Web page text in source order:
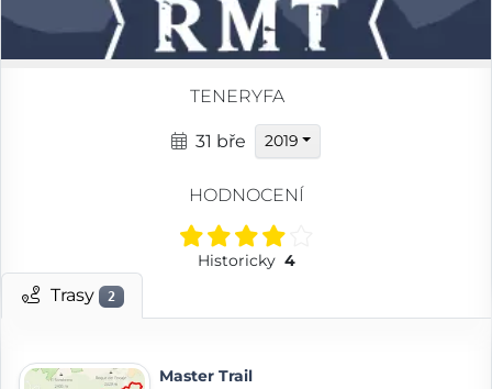
TENERYFA
31 bře 2019
HODNOCENÍ
Historicky 4
Trasy 2
Master Trail